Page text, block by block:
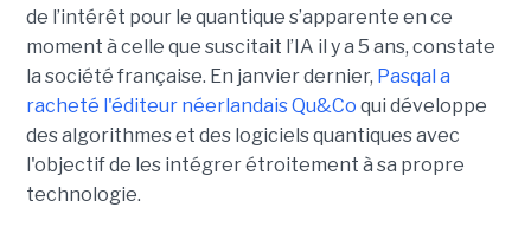
de l’intérêt pour le quantique s’apparente en ce
moment à celle que suscitait l’IA il y a 5 ans, constate
la société française. En janvier dernier, Pasqal a
racheté l'éditeur néerlandais Qu&Co qui développe
des algorithmes et des logiciels quantiques avec
l'objectif de les intégrer étroitement à sa propre
technologie.